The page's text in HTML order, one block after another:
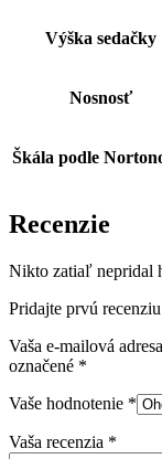
Výška sedačky
Nosnosť
Škála podle
Recenzie
Nikto zatiaľ nepridal
Pridajte prvú
Vaša e-mailová
označené *
Vaše hodnotenie *
Vaša recenzia *